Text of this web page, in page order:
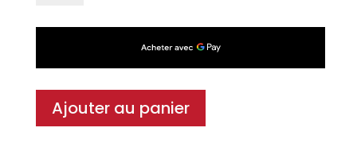
toit
Ajouter au panier